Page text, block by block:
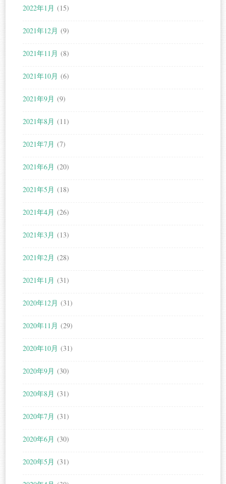
2022年1月 (15)
2021年12月 (9)
2021年11月 (8)
2021年10月 (6)
2021年9月 (9)
2021年8月 (11)
2021年7月 (7)
2021年6月 (20)
2021年5月 (18)
2021年4月 (26)
2021年3月 (13)
2021年2月 (28)
2021年1月 (31)
2020年12月 (31)
2020年11月 (29)
2020年10月 (31)
2020年9月 (30)
2020年8月 (31)
2020年7月 (31)
2020年6月 (30)
2020年5月 (31)